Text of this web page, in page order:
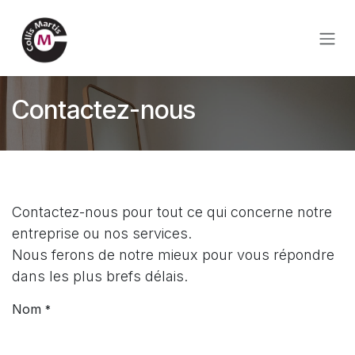
Contactez-nous
Contactez-nous pour tout ce qui concerne notre
entreprise ou nos services.
Nous ferons de notre mieux pour vous répondre
dans les plus brefs délais.
Nom *